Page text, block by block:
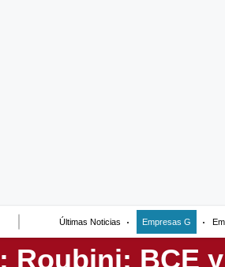
Últimas Noticias Empresas G